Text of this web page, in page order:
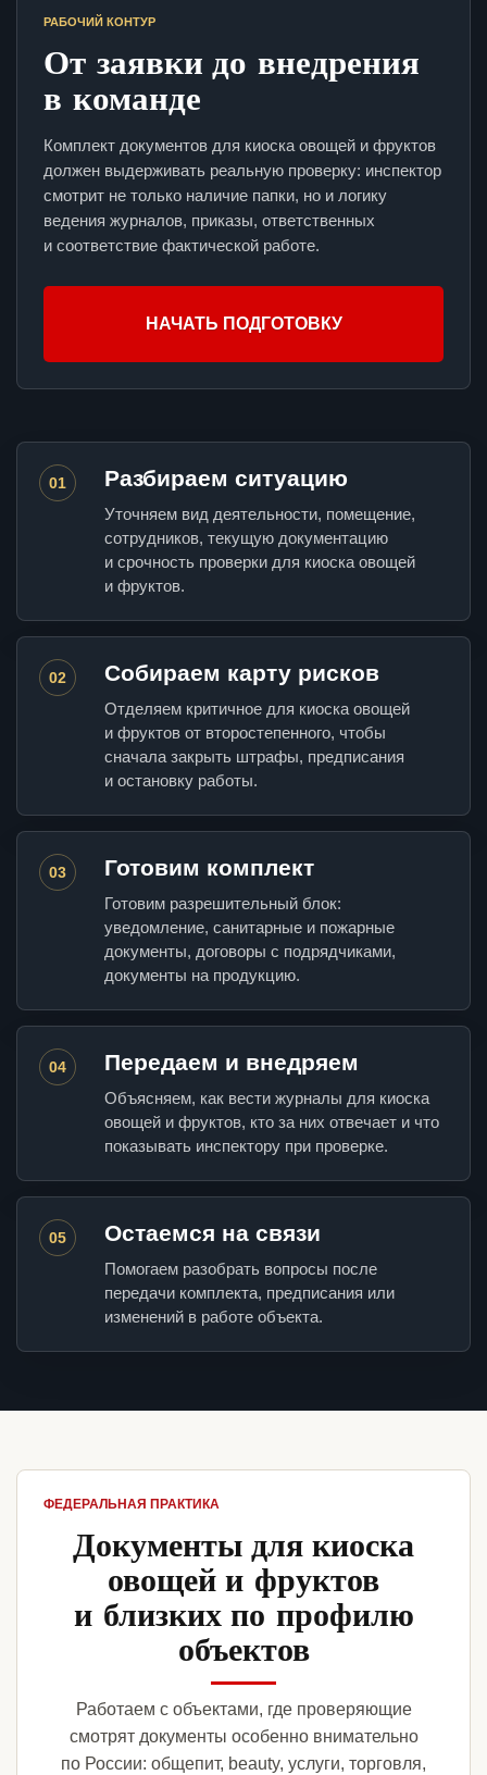
РАБОЧИЙ КОНТУР
От заявки до внедрения
в команде
Комплект документов для киоска овощей и фруктов
должен выдерживать реальную проверку: инспектор
смотрит не только наличие папки, но и логику
ведения журналов, приказы, ответственных
и соответствие фактической работе.
НАЧАТЬ ПОДГОТОВКУ
01 Разбираем ситуацию
Уточняем вид деятельности, помещение,
сотрудников, текущую документацию
и срочность проверки для киоска овощей
и фруктов.
02 Собираем карту рисков
Отделяем критичное для киоска овощей
и фруктов от второстепенного, чтобы
сначала закрыть штрафы, предписания
и остановку работы.
03 Готовим комплект
Готовим разрешительный блок:
уведомление, санитарные и пожарные
документы, договоры с подрядчиками,
документы на продукцию.
04 Передаем и внедряем
Объясняем, как вести журналы для киоска
овощей и фруктов, кто за них отвечает и что
показывать инспектору при проверке.
05 Остаемся на связи
Помогаем разобрать вопросы после
передачи комплекта, предписания или
изменений в работе объекта.
ФЕДЕРАЛЬНАЯ ПРАКТИКА
Документы для киоска
овощей и фруктов
и близких по профилю
объектов
Работаем с объектами, где проверяющие
смотрят документы особенно внимательно
по России: общепит, beauty, услуги, торговля,